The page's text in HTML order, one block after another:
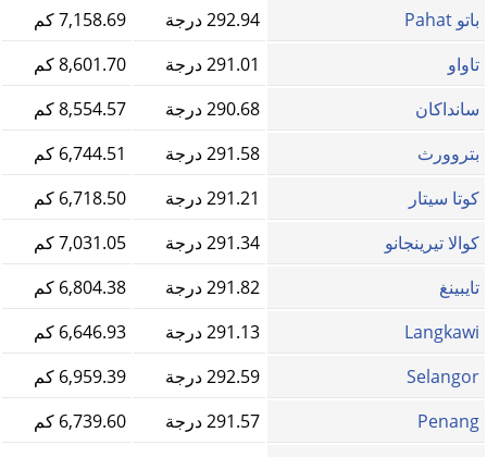
باتو Pahat
292.94 درجة
7,158.69 كم
تاواو
291.01 درجة
8,601.70 كم
سانداكان
290.68 درجة
8,554.57 كم
بتروورث
291.58 درجة
6,744.51 كم
كوتا سيتار
291.21 درجة
6,718.50 كم
كوالا تيرينجانو
291.34 درجة
7,031.05 كم
تايبينغ
291.82 درجة
6,804.38 كم
Langkawi
291.13 درجة
6,646.93 كم
Selangor
292.59 درجة
6,959.39 كم
Penang
291.57 درجة
6,739.60 كم